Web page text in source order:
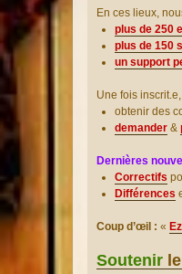
En ces lieux,
plus de 250
plus de 150
un support
Une fois
obtenir des
demander &
Dernières
Correctifs
Différences
Coup d’œil : «
Soutenir